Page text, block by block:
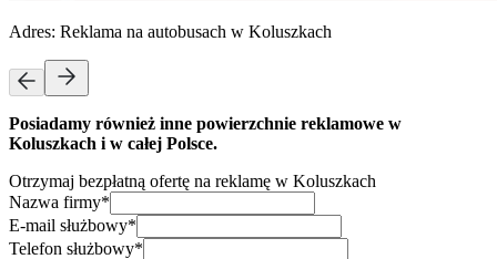
Adres: Reklama na autobusach w Koluszkach
Posiadamy również inne powierzchnie reklamowe w
Koluszkach i w całej Polsce.
Otrzymaj bezpłatną ofertę na reklamę w Koluszkach
Nazwa firmy*
E-mail służbowy*
Telefon służbowy*